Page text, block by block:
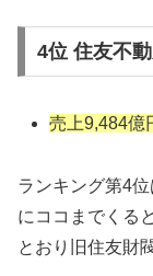
4位 住友不
売上9,484億
ランキング第4
にココまでくる
とおり旧住友財